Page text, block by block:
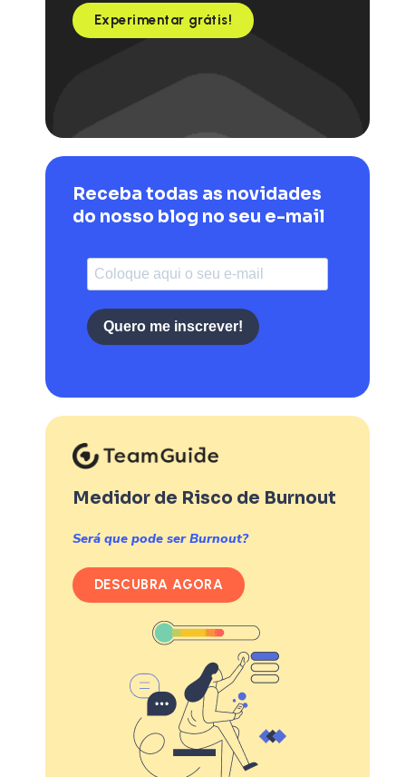
Experimentar grátis!
Receba todas as novidades
do nosso blog no seu e-mail
Quero me inscrever!
Medidor de Risco de Burnout
Será que pode ser Burnout?
DESCUBRA AGORA